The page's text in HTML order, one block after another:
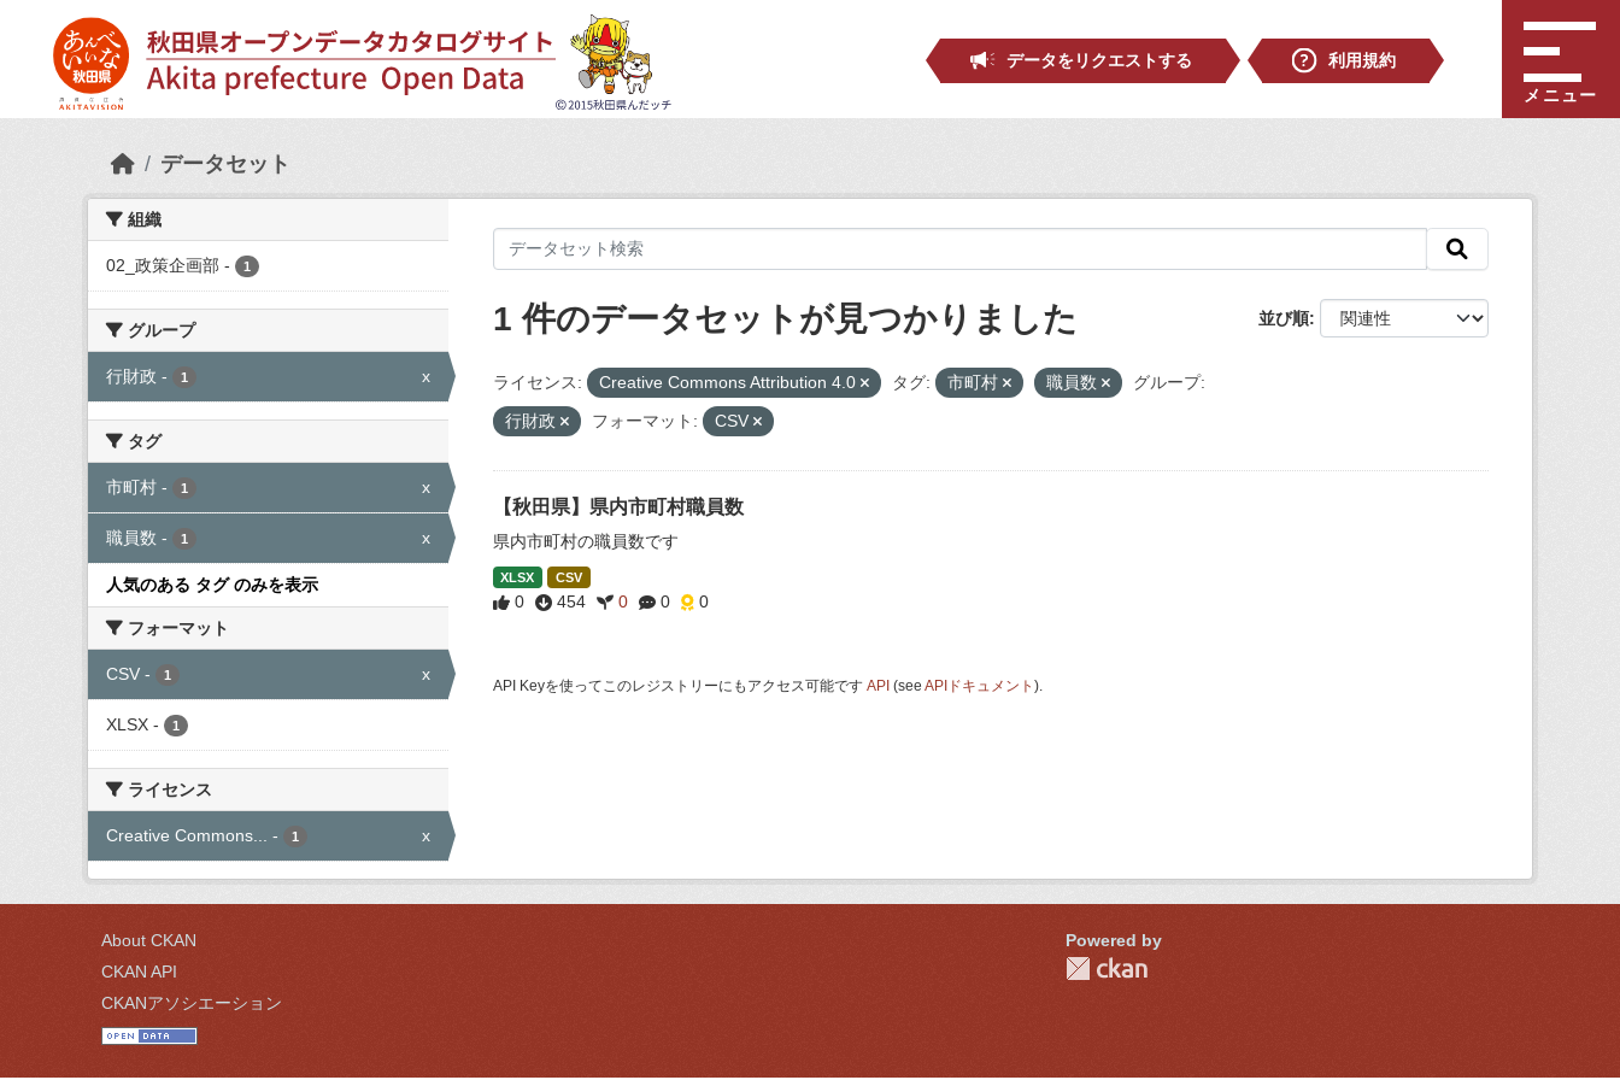
データをリクエストする
利用規約
メニュー
データセット
組織
02_政策企画部 - 1
グループ
行財政 - 1 x
タグ
市町村 - 1 x
職員数 - 1 x
人気のある タグ のみを表示
フォーマット
CSV - 1 x
XLSX - 1
ライセンス
Creative Commons... - 1 x
並び順
1 件のデータセットが見つかりました
ライセンス: Creative Commons Attribution 4.0 タグ: 市町村 職員数
グループ:
行財政
フォーマット: CSV
【秋田県】県内市町村職員数
県内市町村の職員数です
XLSX CSV
0 454 0 0 0
API Keyを使ってこのレジストリーにもアクセス可能です API (see APIドキュメント ).
About CKAN
CKAN API
CKANアソシエーション
Powered by